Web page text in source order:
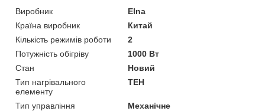
Виробник
Elna
Країна виробник
Китай
Кількість режимів роботи
2
Потужність обігріву
1000 Вт
Стан
Новий
Тип нагрівального
елементу
ТЕН
Тип управління
Механічне